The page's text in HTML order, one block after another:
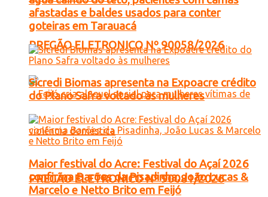
PREGÃO ELETRONICO Nº 90058/2026
PREGÃO ELETRONICO Nº 90081/2026
afastadas e baldes usados para conter
goteiras em Tarauacá
Sicredi Biomas apresenta na Expoacre crédito
do Plano Safra voltado às mulheres
Maior festival do Acre: Festival do Açaí 2026
confirma Barões da Pisadinha, João Lucas &
Marcelo e Netto Brito em Feijó